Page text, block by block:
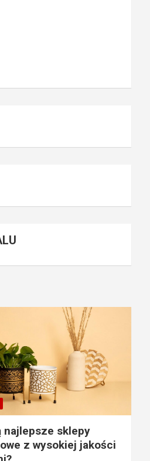
najlepsze sklepy
z wysokiej jakości